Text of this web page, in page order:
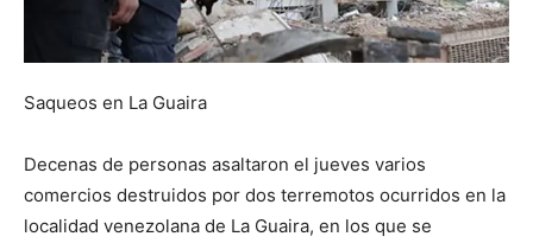
Saqueos en La Guaira
Decenas de personas asaltaron el jueves varios
comercios destruidos por dos terremotos ocurridos en la
localidad venezolana de La Guaira, en los que se